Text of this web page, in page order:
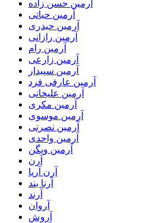
آرمین حسن زاده
آرمین حیاتی
آرمین حیدری
آرمین رازانی
آرمین رام
آرمین زارعی
آرمین سپیدار
آرمین عارفی فرد
آرمین علیخانی
آرمین مکری
آرمین موسوی
آرمین نصرتی
آرمین واحدی
آرمین ویگن
آرن
آرن آریا
آرنا بند
آرند
آروان
آروش